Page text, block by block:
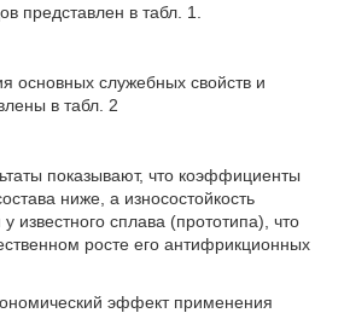
представлен в табл. 1.
основных служебных свойств и
в табл. 2
показывают, что коэффициенты
ниже, а износостойкость
известного сплава (прототипа), что
росте его антифрикционных
эффект применения